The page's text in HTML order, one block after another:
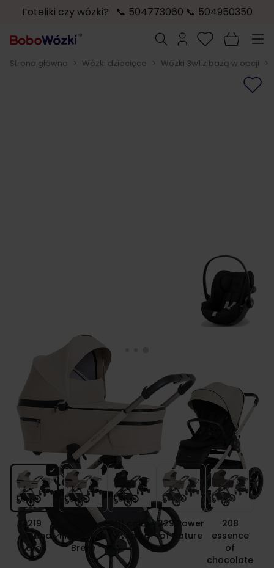
Foteliki czy wózki? 📞 504773060 📞 504950350
Szukaj
Strona główna > Wózki dziecięce > Wózki 3w1 z bazą w opcji >
Espiro YOGA wózek 3w1 + fotelik Cybex
CLOUD G3
Kolor
219
Assana
Lotos
Meditation
Breze
111 calm
evening
229 Power
of Nature
208
essence
of
chocolate